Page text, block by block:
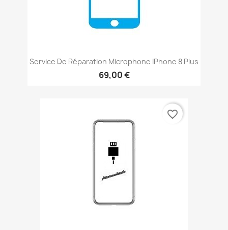
Service De Réparation Microphone IPhone 8 Plus
69,00 €
favorite_border